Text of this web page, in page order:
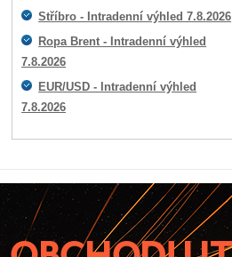
Stříbro - Intradenní výhled 7.8.2026
Ropa Brent - Intradenní výhled
7.8.2026
EUR/USD - Intradenní výhled
7.8.2026